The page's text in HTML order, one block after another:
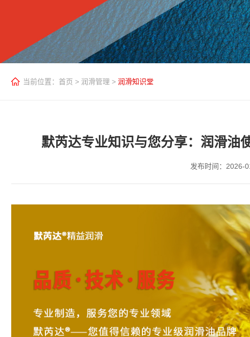
当前位置： 首页 > 润滑管理 > 润滑知识堂
默芮达专业知识与您分享：润滑油
发布时间：2026-